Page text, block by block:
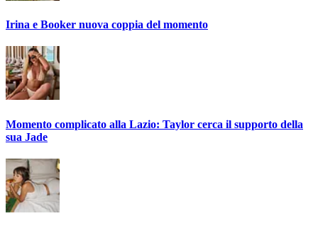
Irina e Booker nuova coppia del momento
Momento complicato alla Lazio: Taylor cerca il supporto della
sua Jade